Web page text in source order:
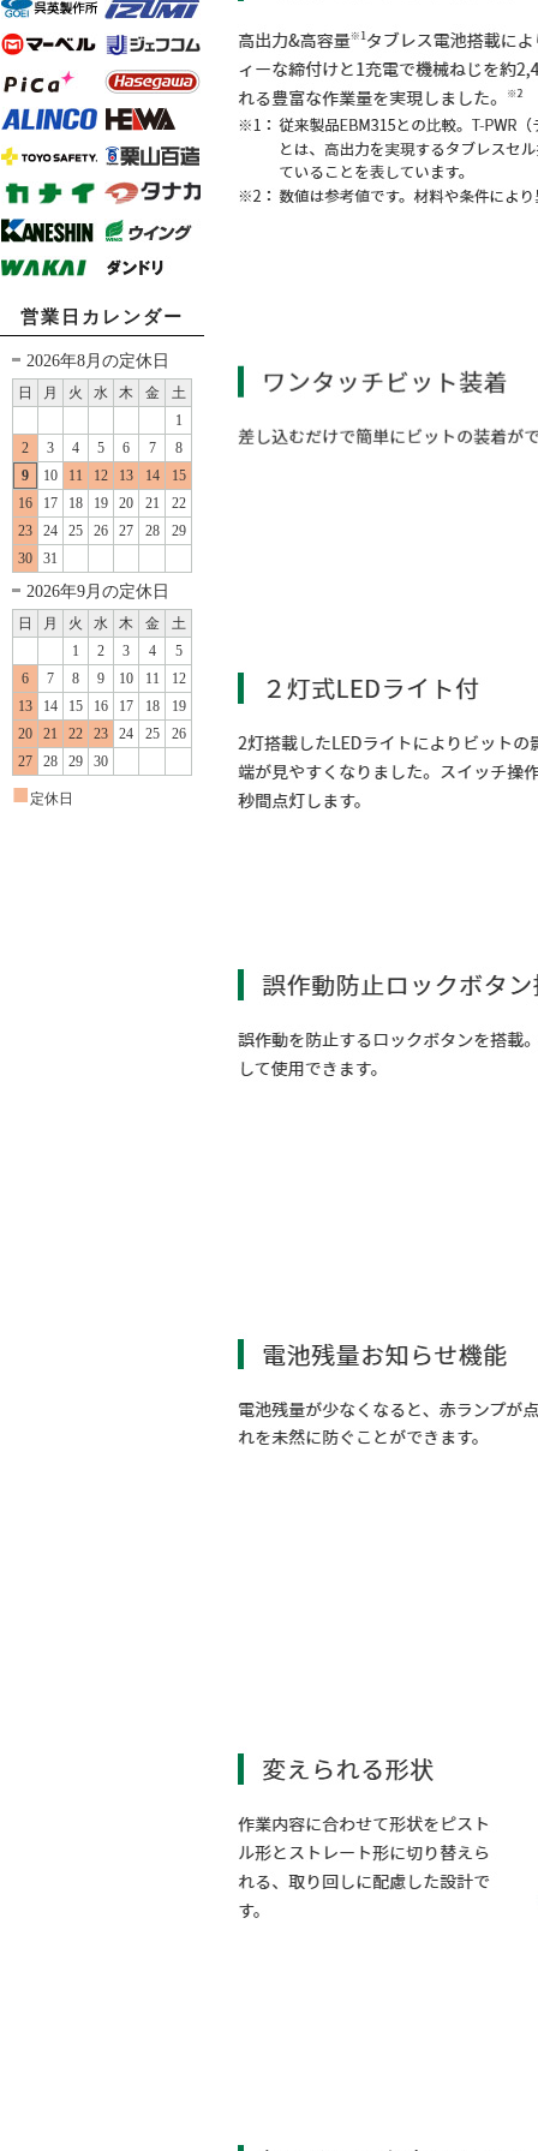
営業日カレンダー
2026年8月の定休日
日 月 火 水 木 金
土
1
2
3 4 5 6 7
8
9
10 11 12 13 14
15
16
17 18 19 20 21
22
23
24 25 26 27 28
29
30
31
2026年9月の定休日
日 月 火 水 木 金
土
1
2 3 4
5
6
7 8 9 10 11
12
13
14 15 16 17 18
19
20
21 22 23 24 25
26
27
28 29 30
■ 定休日